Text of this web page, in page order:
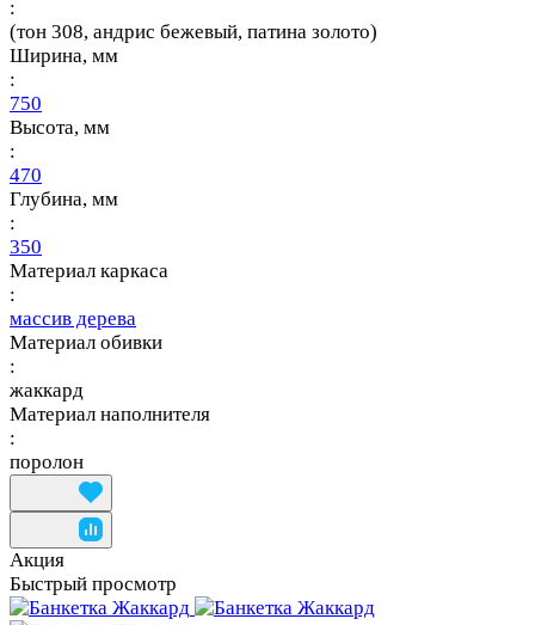
:
(тон 308, андрис бежевый, патина золото)
Ширина, мм
:
750
Высота, мм
:
470
Глубина, мм
:
350
Материал каркаса
:
массив дерева
Материал обивки
:
жаккард
Материал наполнителя
:
поролон
Акция
Быстрый просмотр